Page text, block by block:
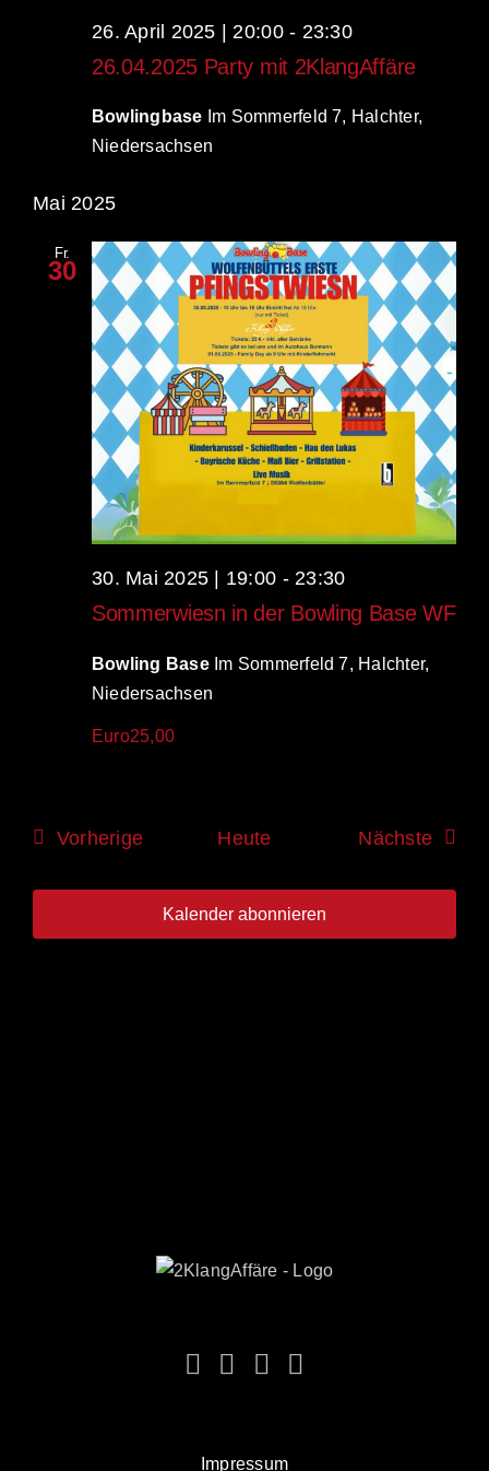
26. April 2025 | 20:00- 23:30
26.04.2025 Party mit 2KlangAffäre
Bowlingbase Im Sommerfeld 7, Halchter,
Niedersachsen
Mai 2025
Fr.
30
30. Mai 2025 | 19:00 -23:30
Sommerwiesn in der Bowling Base WF
Bowling Base Im Sommerfeld 7, Halchter,
Niedersachsen
Euro25,00
VorherigeVeranstaltungen
Heute Nächste
Kalender abonnieren
Impressum